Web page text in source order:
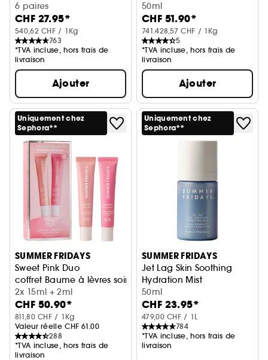
6 paires
CHF 27.95*
540,62 CHF / 1Kg
763
*TVA incluse, hors frais de
livraison
Ajouter
Protection solaire minérale
50ml
CHF 51.90*
741.428,57 CHF / 1Kg
5
*TVA incluse, hors frais de
livraison
Ajouter
Uniquement chez
Sephora**
SUMMER FRIDAYS
Sweet Pink Duo
coffret Baume à lèvres soin hydratant
2x 15ml + 2ml
CHF 50.90*
811,80 CHF / 1Kg
Valeur réelle CHF 61.00
288
*TVA incluse, hors frais de
livraison
Uniquement chez
Sephora**
SUMMER FRIDAYS
Jet Lag Skin Soothing
Hydration Mist
Brume hydratante visage
50ml
CHF 23.95*
479,00 CHF / 1L
784
*TVA incluse, hors frais de
livraison